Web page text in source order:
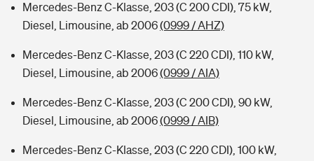
Mercedes-Benz C-Klasse, 203 (C 200 CDI), 75 kW,
Diesel, Limousine, ab 2006(0999 / AHZ)
Mercedes-Benz C-Klasse, 203 (C 220 CDI), 110 kW,
Diesel, Limousine, ab 2006(0999 / AIA)
Mercedes-Benz C-Klasse, 203 (C 200 CDI), 90 kW,
Diesel, Limousine, ab 2006(0999 / AIB)
Mercedes-Benz C-Klasse, 203 (C 220 CDI), 100 kW,